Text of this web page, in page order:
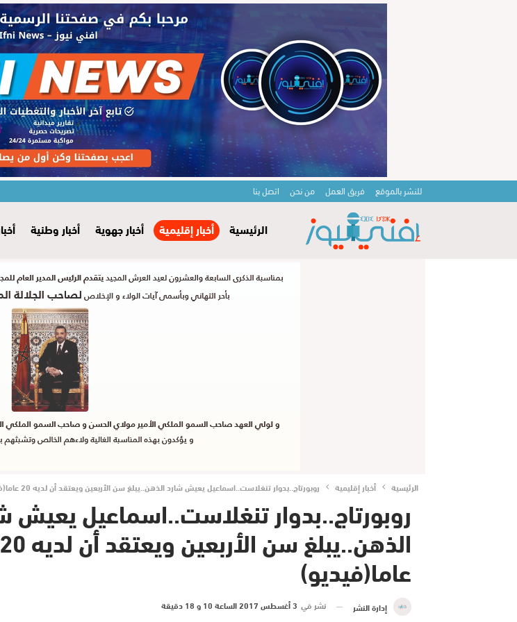
للنشر بالموقع فريق العمل من نحن اتصل بنا
الرئيسية أخبار إقليمية أخبار جهوية أخبار وطنية
الرئيسية أخبار إقليمية روبورتاج..بدوار تنغلاست..اسماعيل يعيش شارد الذهن..يبلغ سن الأربعين ويعتقد أن لديه 20 عاما(فيديو)
روبورتاج..بدوار تنغلاست..اسماعيل يعيش
الذهن..يبلغ سن الأربعين ويعتقد أن لديه 20
عاما(فيديو)
إدارة النشر نشر في 3 أغسطس 2017 الساعة 10 و 18 دقيقة